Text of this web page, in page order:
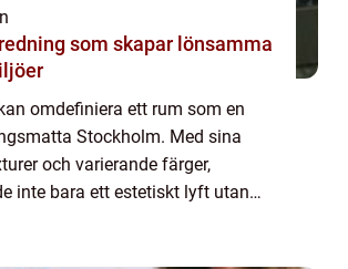
som skapar lönsamma
omdefiniera ett rum som en
Stockholm. Med sina
och varierande färger,
inte bara ett estetiskt lyft utan